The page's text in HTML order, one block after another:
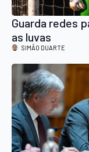
Guarda redes
as luvas
SIMÃO DUARTE